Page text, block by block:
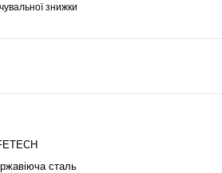
знижки
сталь